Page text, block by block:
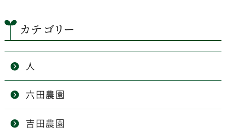
カテゴリー
人
六田農園
吉田農園